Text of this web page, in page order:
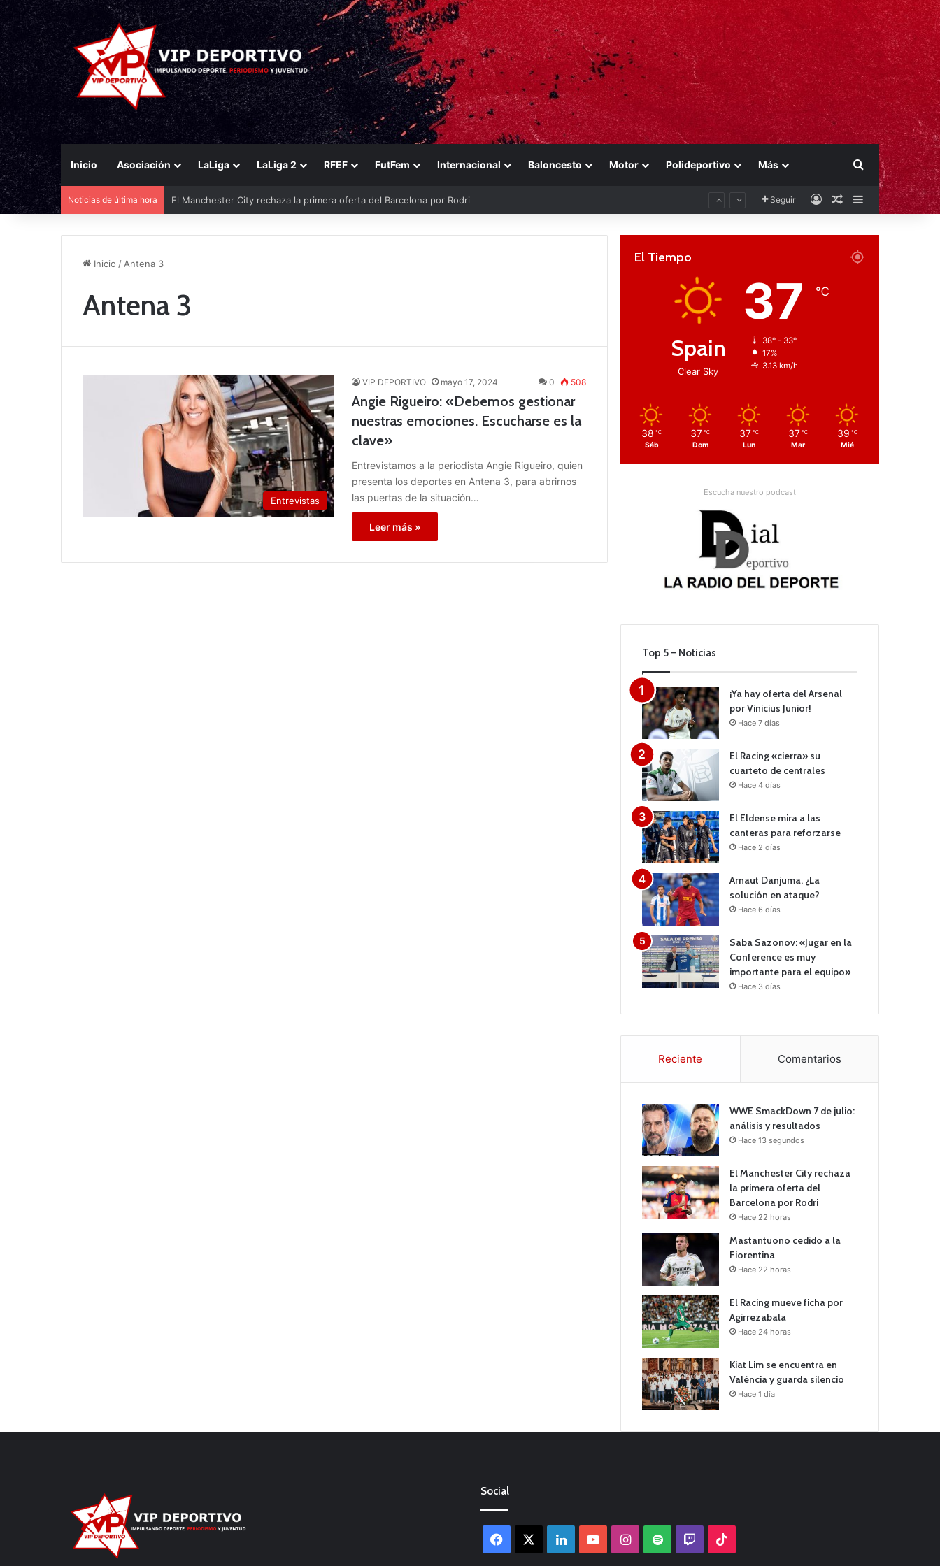
Inicio Asociación LaLiga LaLiga 2 RFEF FutFem Internacional Baloncesto Motor Polideportivo Más Buscar por
Noticias de última hora El Manchester City rechaza la primera oferta del Barcelona por Rodri Seguir AccesoPublicación al
Barra lateral
Inicio / Antena 3
Antena 3
Entrevistas
VIP DEPORTIVO mayo 17, 2024 0 508
Angie Rigueiro: «Debemos gestionar
nuestras emociones. Escucharse es la
clave»
Entrevistamos a la periodista Angie Rigueiro, quien
presenta los deportes en Antena 3, para abrirnos
las puertas de la situación…
Leer más »
El Tiempo
Spain
Clear Sky
37 ℃
38º - 33º
17%
3.13 km/h
38 ℃
Sáb
37 ℃
Dom
37 ℃
Lun
37 ℃
Mar
39 ℃
Mié
Escucha nuestro podcast
Top 5 – Noticias
¡Ya hay oferta del Arsenal
por Vinicius Junior!
Hace 7 días
El Racing «cierra» su
cuarteto de centrales
Hace 4 días
El Eldense mira a las
canteras para reforzarse
Hace 2 días
Arnaut Danjuma, ¿La
solución en ataque?
Hace 6 días
Saba Sazonov: «Jugar en la
Conference es muy
importante para el equipo»
Hace 3 días
Reciente Comentarios
WWE SmackDown 7 de julio:
análisis y resultados
Hace 13 segundos
El Manchester City rechaza
la primera oferta del
Barcelona por Rodri
Hace 22 horas
Mastantuono cedido a la
Fiorentina
Hace 22 horas
El Racing mueve ficha por
Agirrezabala
Hace 24 horas
Kiat Lim se encuentra en
València y guarda silencio
Hace 1 día
Social
Facebook LinkedInYouTubeInstagram
Spotify Twitch